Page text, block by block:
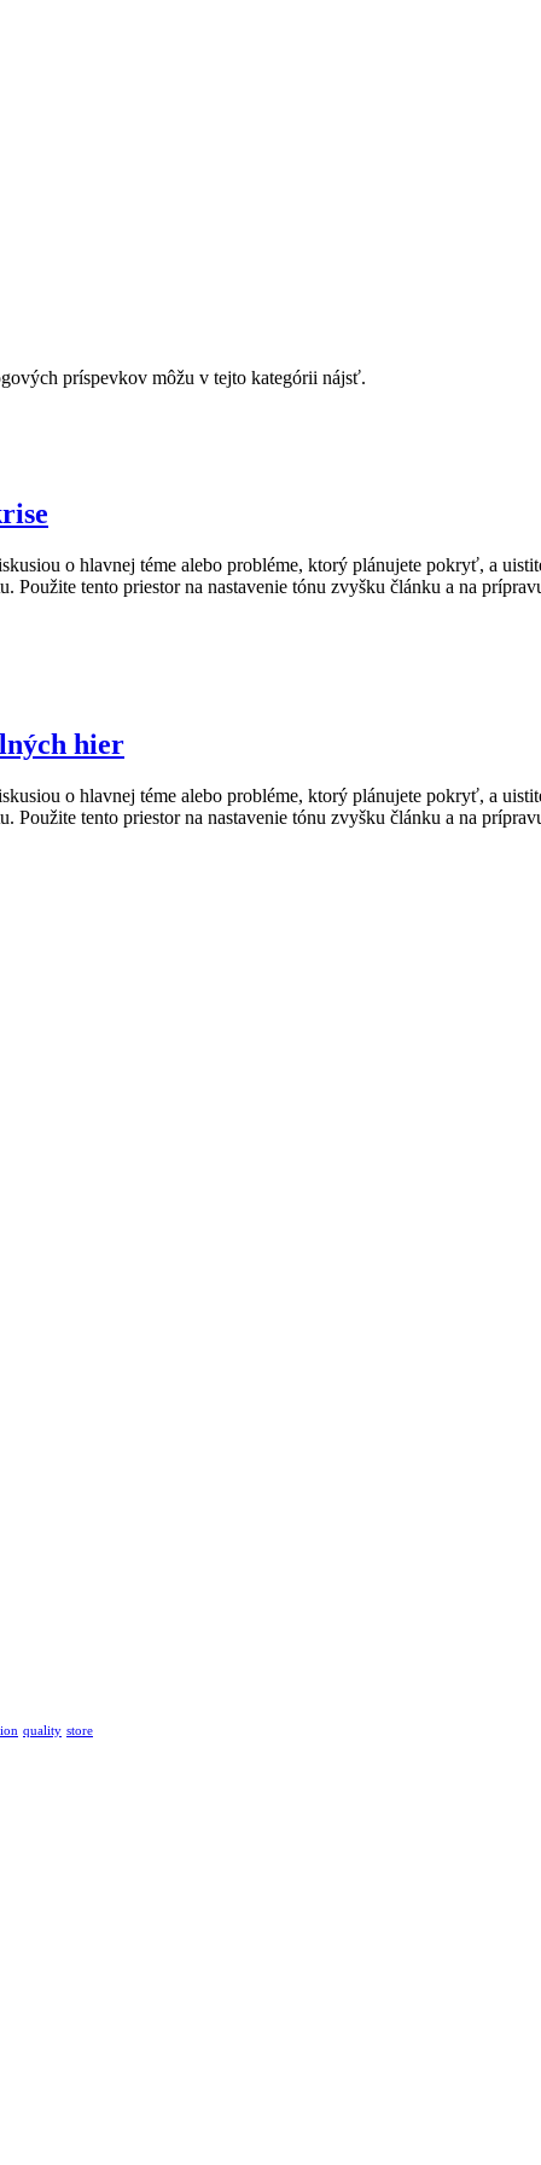
príspevkov môžu v tejto kategórii nájsť.
o hlavnej téme alebo probléme, ktorý plánujete pokryť, a
Použite tento priestor na nastavenie tónu zvyšku článku a na
hier
o hlavnej téme alebo probléme, ktorý plánujete pokryť, a
Použite tento priestor na nastavenie tónu zvyšku článku a na
quality store